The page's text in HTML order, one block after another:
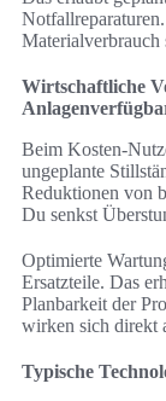
Materialverbrauch
Wirtschaftliche
Beim Kosten-
ungeplante
Reduktionen von
Du senkst
Optimierte
Ersatzteile. Das
Planbarkeit der
wirken sich direkt
Typische